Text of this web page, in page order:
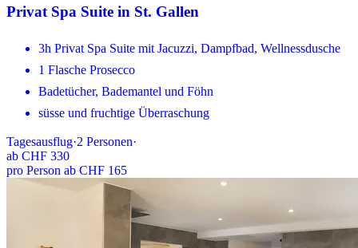
Privat Spa Suite in St. Gallen
3h Privat Spa Suite mit Jacuzzi, Dampfbad, Wellnessdusche
1 Flasche Prosecco
Badetücher, Bademantel und Föhn
süsse und fruchtige Überraschung
Tagesausflug·2 Personen·
ab CHF 330
pro Person ab CHF 165